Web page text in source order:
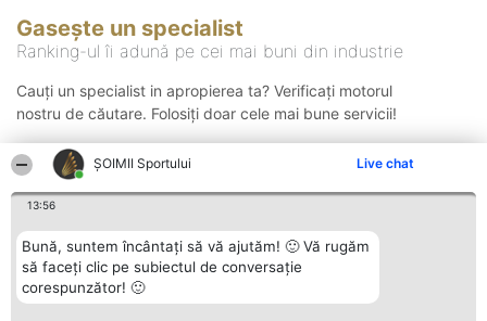
ȘOIMII Sportului Live chat
13:56
Bună, suntem încântați să vă ajutăm! 🙂 Vă rugăm
să faceți clic pe subiectul de conversație
corespunzător! 🙂
Gasește un specialist
Ranking-ul îi adună pe cei mai buni din industrie
Cauți un specialist in apropierea ta? Verificați motorul
nostru de căutare. Folosiți doar cele mai bune servicii!